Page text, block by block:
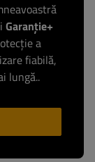
Garanție+
a
fiabilă,
lungă..